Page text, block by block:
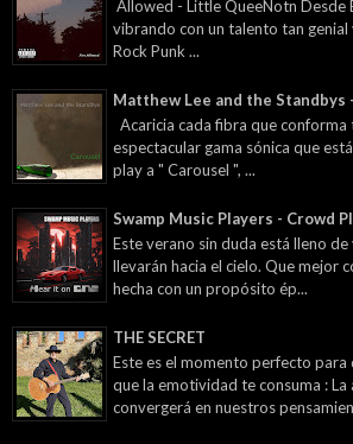
Allowed - Little QueeNotn Desde
vibrando con un talento tan genial
Rock Punk ...
Matthew Lee and the Standbys
Acaricia cada fibra que conforma
espectacular gama sónica que
play a " Carousel ", ...
Swamp Music Players - Crowd
Este verano sin duda está lleno
llevarán hacia el cielo. Que mejor
hecha con un propósito ép...
THE SECRET
Este es el momento perfecto para
que la emotividad te consuma : La
convergerá en nuestros